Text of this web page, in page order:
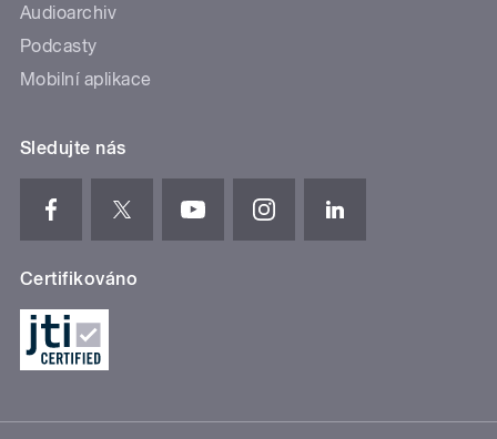
Audioarchiv
Podcasty
Mobilní aplikace
Sledujte nás
Certifikováno